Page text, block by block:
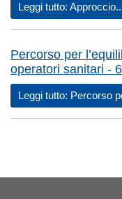
Leggi tutto:
Percorso per
operatori sanitari -
Leggi tutto: Percorso